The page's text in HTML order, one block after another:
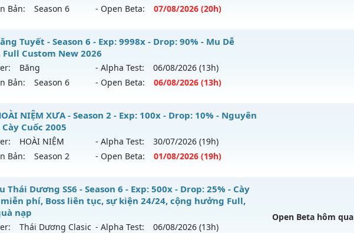
antihack
200x - Drop: 10%
loại: Mu Nguyên bản Webzen
Shark Shield
Bản:
Season 6 - Open Beta: 07/08/2026 (20h)
VIỆT ++ - Lâu Dài, Có Gộp Mu
mới ra tháng 08 2026 - Mở máy chủKhát Vọng vào 20h ngày 07/08/2626
200x - Drop: 20%
loại: Mu Nguyên bản Webzen
Shark Shield
Tuyết - Season 6 - Exp: 9998x - Drop: 90% - Mu Dễ
Full Custom New 2026
Băng - Alpha Test: 06/08/2026 (13h)
Bản:
Season 6 - Open Beta: 06/08/2026 (13h)
Băng Tuyết - Mu Dễ Chơi, Full Custom New 2026
mới ra tháng 08 2026 - Mở máy chủBăngvào 13h ngày 06/08/2626
9998x - Drop: 90%
loại: Mu Custom thêm đồ mới
Dragon
NIỆM XƯA - Season 2 - Exp: 100x - Drop: 10% - Nguyên
Cuốc 2005
HOÀI NIỆM - Alpha Test: 30/07/2026 (19h)
Bản:
Season 2 - Open Beta: 01/08/2026 (19h)
HOÀI NIỆM XƯA - Nguyên Thủy Cày Cuốc 2005
mới ra tháng 08 2026 - Mở máy chủ
HOÀI NIỆM vào 19h ngày 01/08/2626
Thái Dương SS6 - Season 6 - Exp: 500x - Drop: 25% - Cày
phí, Boss liên tục, sự kiện 24/24, cộng hưởng Full,
nạp
Thái Dương Clasic - Alpha Test: 06/08/2026 (13h)
Open Beta hôm qua